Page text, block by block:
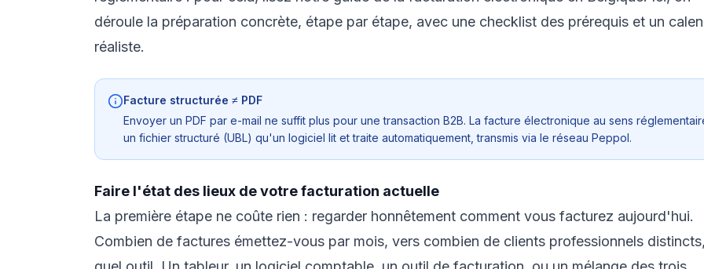
déroule la préparation concrète, étape par étape, avec une checklist des prérequis et un
réaliste.
Facture structurée ≠ PDF
Envoyer un PDF par e-mail ne suffit plus pour une transaction B2B. La facture électronique au sens
un fichier structuré (UBL) qu'un logiciel lit et traite automatiquement, transmis via le réseau Peppol.
Faire l'état des lieux de votre facturation actuelle
La première étape ne coûte rien : regarder honnêtement comment vous facturez aujourd'hui.
Combien de factures émettez-vous par mois, vers combien de clients professionnels